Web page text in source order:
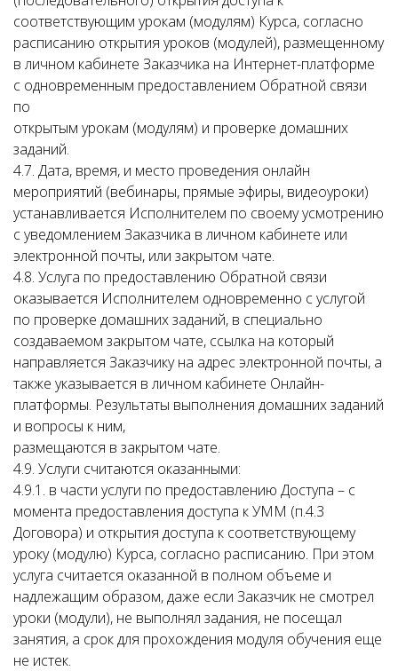
соответствующим урокам (модулям) Курса, согласно
расписанию открытия уроков (модулей), размещенному
в личном кабинете Заказчика на Интернет-платформе
с одновременным предоставлением Обратной связи
по
открытым урокам (модулям) и проверке домашних
заданий.
4.7. Дата, время, и место проведения онлайн
мероприятий (вебинары, прямые эфиры, видеоуроки)
устанавливается Исполнителем по своему усмотрению
с уведомлением Заказчика в личном кабинете или
электронной почты, или закрытом чате.
4.8. Услуга по предоставлению Обратной связи
оказывается Исполнителем одновременно с услугой
по проверке домашних заданий, в специально
создаваемом закрытом чате, ссылка на который
направляется Заказчику на адрес электронной почты, а
также указывается в личном кабинете Онлайн-
платформы. Результаты выполнения домашних заданий
и вопросы к ним,
размещаются в закрытом чате.
4.9. Услуги считаются оказанными:
4.9.1. в части услуги по предоставлению Доступа – с
момента предоставления доступа к УММ (п.4.3
Договора) и открытия доступа к соответствующему
уроку (модулю) Курса, согласно расписанию. При этом
услуга считается оказанной в полном объеме и
надлежащим образом, даже если Заказчик не смотрел
уроки (модули), не выполнял задания, не посещал
занятия, а срок для прохождения модуля обучения еще
не истек.